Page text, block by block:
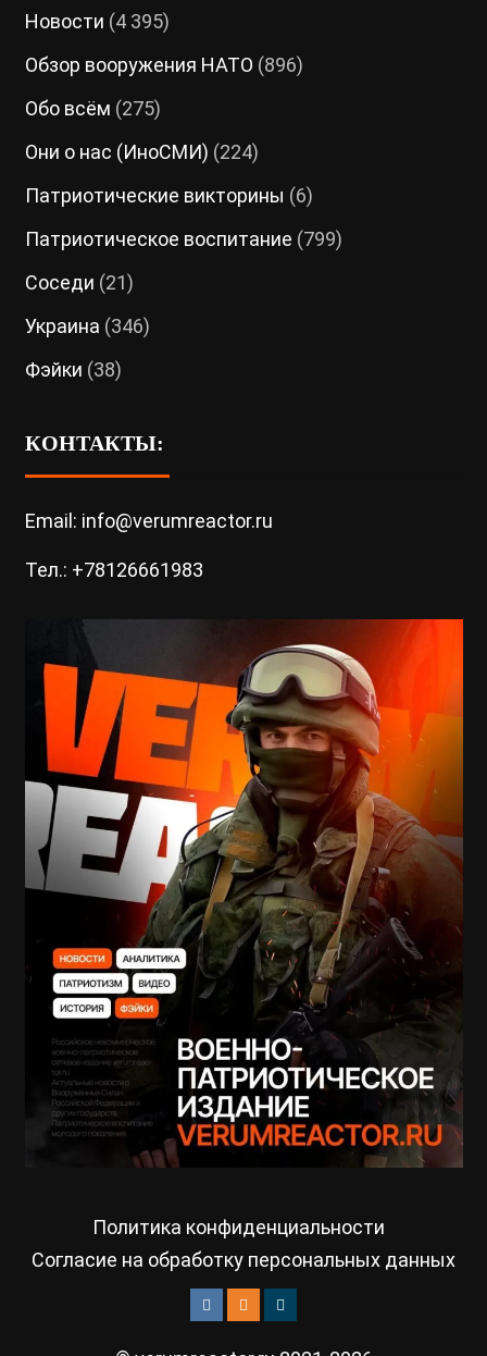
Новости (4 395)
Обзор вооружения НАТО (896)
Обо всём (275)
Они о нас (ИноСМИ) (224)
Патриотические викторины (6)
Патриотическое воспитание (799)
Соседи (21)
Украина (346)
Фэйки (38)
КОНТАКТЫ:
Email: info@verumreactor.ru
Тел.: +78126661983
Политика конфиденциальности
Согласие на обработку персональных данных